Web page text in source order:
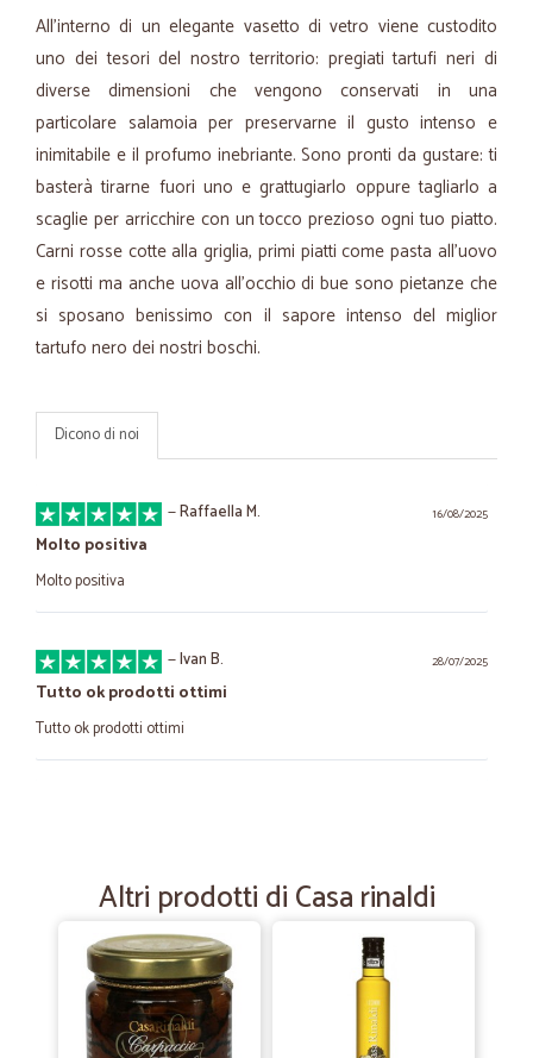
All'interno di un elegante vasetto di vetro viene custodito
uno dei tesori del nostro territorio: pregiati tartufi neri di
diverse dimensioni che vengono conservati in una
particolare salamoia per preservarne il gusto intenso e
inimitabile e il profumo inebriante. Sono pronti da gustare: ti
basterà tirarne fuori uno e grattugiarlo oppure tagliarlo a
scaglie per arricchire con un tocco prezioso ogni tuo piatto.
Carni rosse cotte alla griglia, primi piatti come pasta all'uovo
e risotti ma anche uova all'occhio di bue sono pietanze che
si sposano benissimo con il sapore intenso del miglior
tartufo nero dei nostri boschi.
Dicono di noi
16/08/2025
—Raffaella M.
Molto positiva
Molto positiva
28/07/2025
—Ivan B.
Tutto ok prodotti ottimi
Tutto ok prodotti ottimi
—Francesco A.
Ottimo acquisto
Ottimo acquisto, prezzi onesti e velocità di consegna.
Altri prodotti di Casa rinaldi